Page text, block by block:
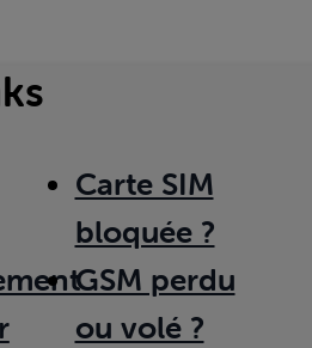
Carte SIM
bloquée ?
GSM perdu
ou volé ?